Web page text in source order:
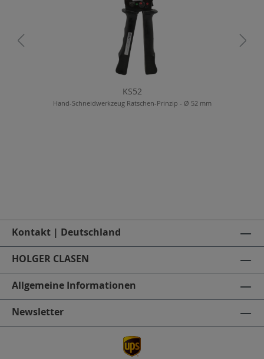
KS52
Hand-Schneidwerkzeug Ratschen-Prinzip - Ø 52 mm
Kontakt | Deutschland
HOLGER CLASEN
Allgemeine Informationen
Newsletter